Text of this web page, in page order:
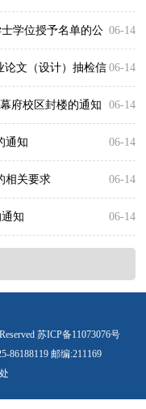
程的2025级学生，不含
级班、外国语学院、国
四级水平及以上的统招学
阶）...
选课时间：2026年8月24
课网址及相关操作步骤：
进入“教务管理系统”操
南”中《教务系统体育选课
！...
要求，2026年9月（第78
将于2026年9月19日-20
将有关事项通知如下。
15日24:00。2、注册报名
报名系统：https://ncre-
06-14
学位授予名单的公
06-14
论文（设计）抽检信
06-14
府校区封楼的通知
同时举行“全国大学英语
届时将对江宁校区勤业
、幕府校区图教楼进行封
13日18时。特此通知。教
06-14
通知
年6月29日-7月2日在江宁
排表见附件1。请各院
及时通知到每位参加考试
范的考试氛围和良好的学
长。考风考纪工作要求如
06-14
相关要求
公共基础课程网上学期教
完成网上学期教学任务
选教师不能在此时间段排
安排时间流程表》、《任
06-14
知
于5月30日进行，届时将
好调停课工作，并请一定
月28日
苏ICP备11073076号
86188119 邮编:211169